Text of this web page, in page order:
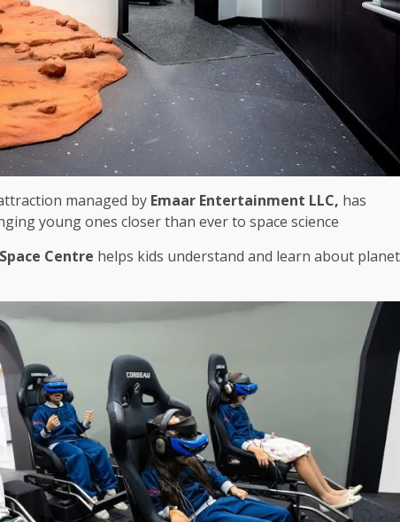
managed by Emaar Entertainment LLC, has
young ones closer than ever to space science.
Centre helps kids understand and learn about